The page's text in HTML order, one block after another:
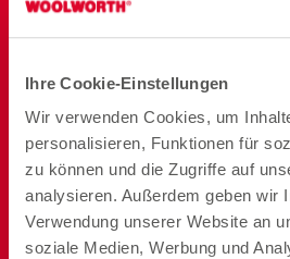
Ihre Cookie-Einstellungen
Wir verwenden Cookies, um
personalisieren, Funktionen für
zu können und die Zugriffe auf
analysieren. Außerdem geben wir
Verwendung unserer Website an
soziale Medien, Werbung und
Reisen Garten